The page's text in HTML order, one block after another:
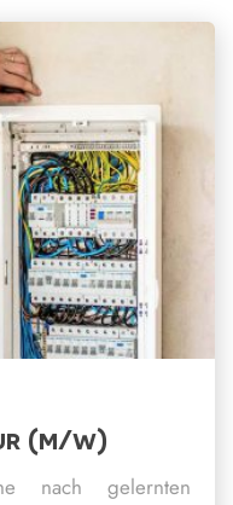
(m/w)
nach gelernten